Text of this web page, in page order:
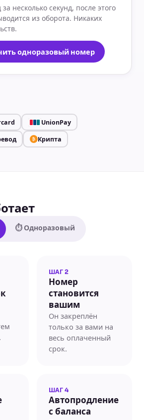
несколько секунд, после этого
из оборота. Никаких
одноразовый номер
UnionPay
₿ Крипта
⏱ Одноразовый
ШАГ 2
Номер
становится
вашим
Он закреплён
только за вами на
весь оплаченный
срок.
ШАГ 4
Автопродление
с баланса